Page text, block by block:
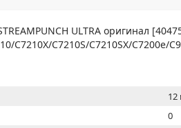
ULTRA оригинал
C7210X/C7210S/C7210SX/C7200e/
12
0